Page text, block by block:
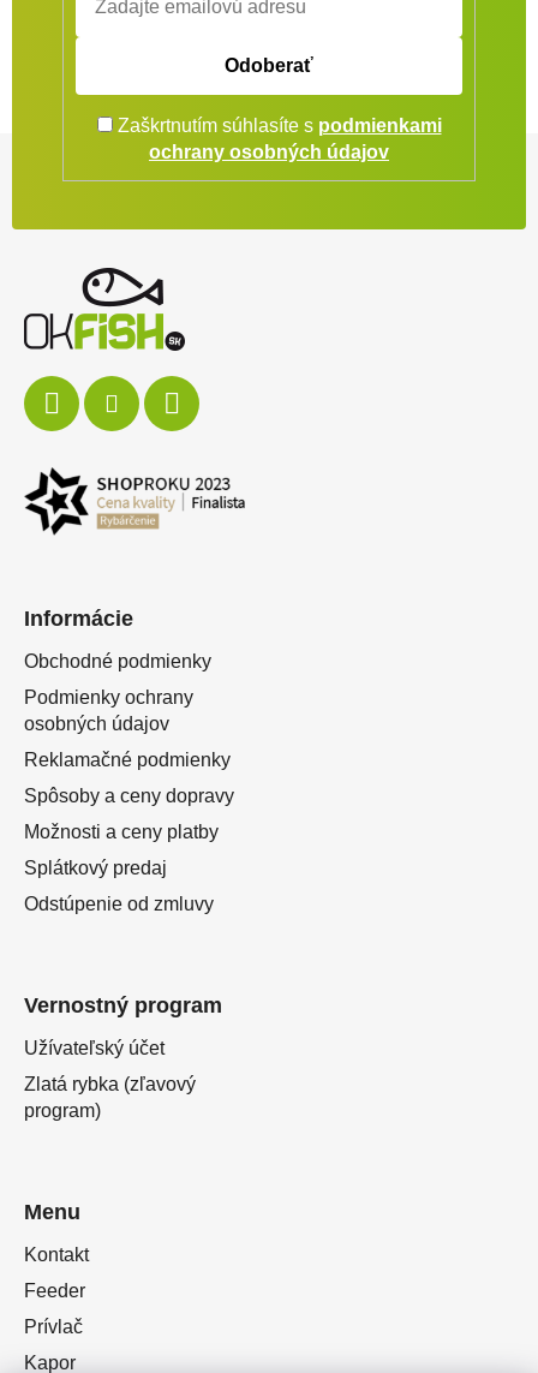
Odoberať
Zaškrtnutím súhlasíte s podmienkami
ochrany osobných údajov
Informácie
Obchodné podmienky
Podmienky ochrany
osobných údajov
Reklamačné podmienky
Spôsoby a ceny dopravy
Možnosti a ceny platby
Splátkový predaj
Odstúpenie od zmluvy
Vernostný program
Užívateľský účet
Zlatá rybka (zľavový
program)
Menu
Kontakt
Feeder
Prívlač
Kapor